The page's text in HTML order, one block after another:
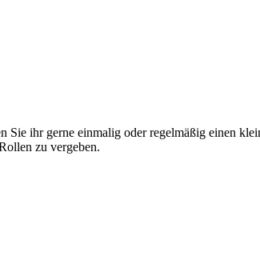
ihr gerne einmalig oder regelmäßig einen
zu vergeben.